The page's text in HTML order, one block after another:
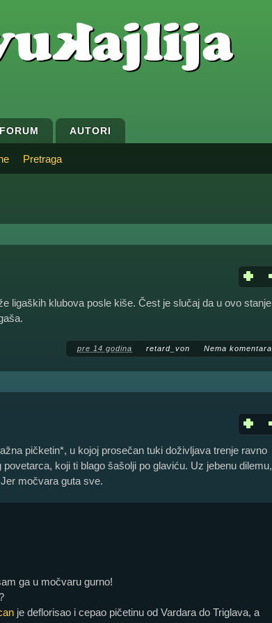
FORUM AUTORI
Pretraga
ligaških klubova posle kiše. Čest je slučaj da u ovo stanje
pre 14 godina retard_von Nema komentara
pičketin*, u kojoj prosečan tuki doživljava trenje ravno
povetarca, koji ti blago šašolji po glaviću. Uz jebenu dilemu,
močvara guta sve.
ga u močvaru gurno!
je deflorisao i cepao pičetinu od Vardara do Triglava, a